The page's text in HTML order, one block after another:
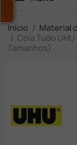
Início Material
Cola Tudo
Tamanhos)